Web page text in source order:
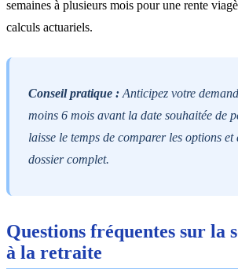
semaines à plusieurs mois pour une rente
calculs actuariels.
Conseil pratique : Anticipez votre
moins 6 mois avant la date souhaitée de
laisse le temps de comparer les options
dossier complet.
Questions fréquentes sur la
à la retraite